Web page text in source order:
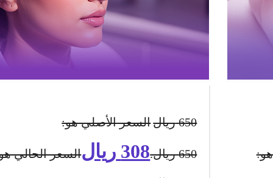
650 ريالالسعر الأصلي هو:
650 ريال. 308 ريالالسعر الحالي